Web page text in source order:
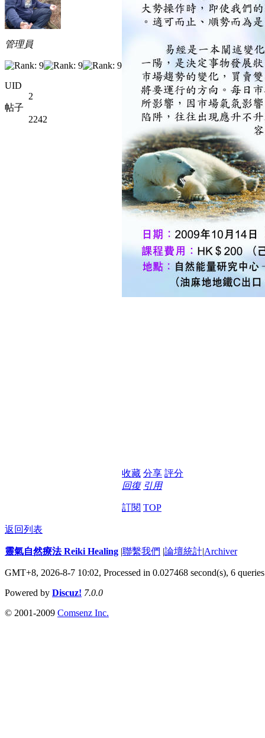
管理員
UID
2
帖子
2242
收藏 分享 評分
回復 引用
訂閱 TOP
返回列表
靈氣自然療法 Reiki Healing |聯繫我們 |論壇統計|Archiver
GMT+8, 2026-8-7 10:02, Processed in 0.027468 second(s), 6 queries
Powered by Discuz! 7.0.0
© 2001-2009 Comsenz Inc.